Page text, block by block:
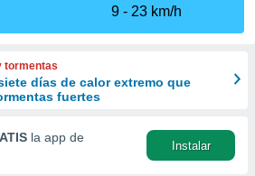
9
23 km/h
tormentas
días de calor extremo que
fuertes
la app de
Instalar